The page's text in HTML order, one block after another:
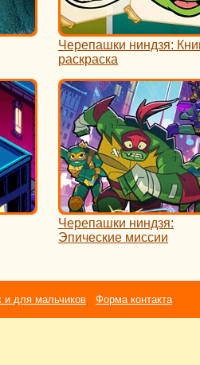
Черепашки ниндзя:
раскраска
Черепашки ниндзя:
Эпические миссии
и для мальчиков Форма контакта